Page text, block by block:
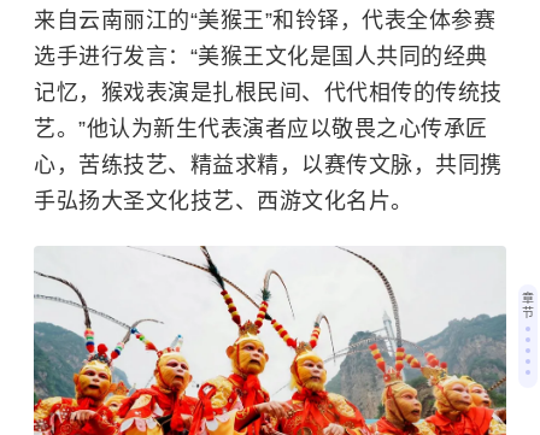
来自云南丽江的“美猴王”和铃铎，代表全体参赛
选手进行发言：“美猴王文化是国人共同的经典
记忆，猴戏表演是扎根民间、代代相传的传统技
艺。”他认为新生代表演者应以敬畏之心传承匠
心，苦练技艺、精益求精，以赛传文脉，共同携
手弘扬大圣文化技艺、西游文化名片。
章
节